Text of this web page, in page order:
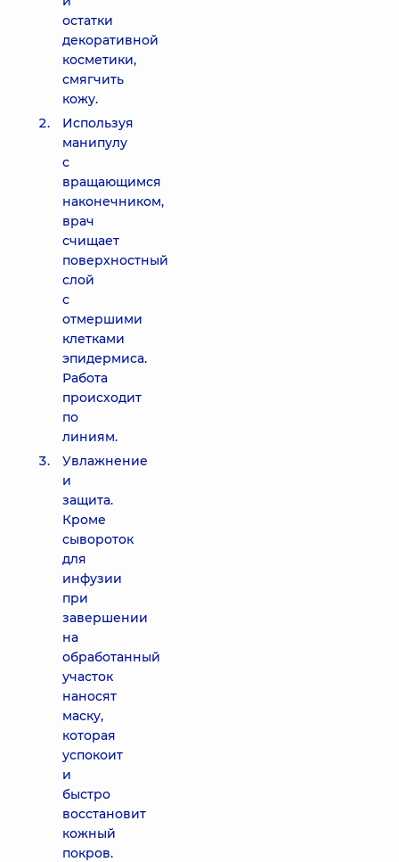
остатки
декоративной
косметики,
смягчить
кожу.
Используя
манипулу
с
вращающимся
наконечником,
врач
счищает
поверхностный
слой
с
отмершими
клетками
эпидермиса.
Работа
происходит
по
линиям.
Увлажнение
и
защита.
Кроме
сывороток
для
инфузии
при
завершении
на
обработанный
участок
наносят
маску,
которая
успокоит
и
быстро
восстановит
кожный
покров.